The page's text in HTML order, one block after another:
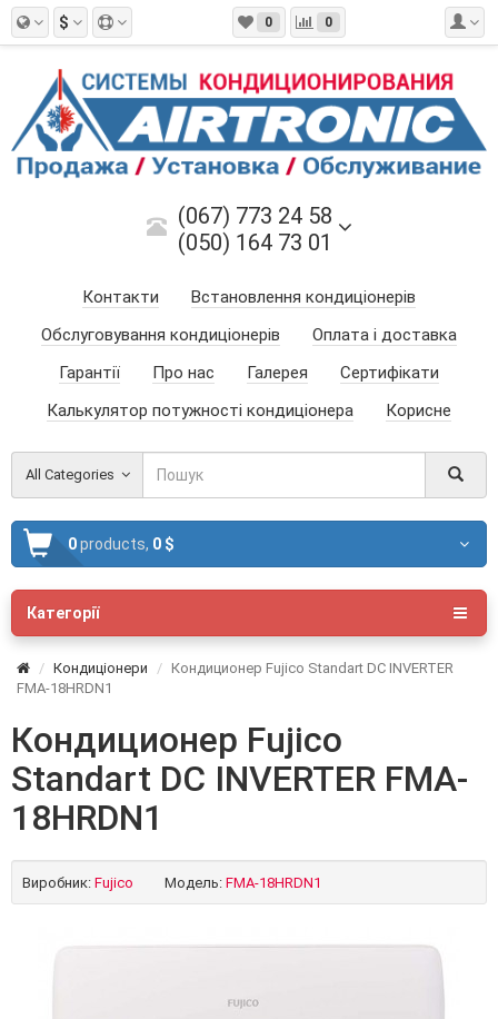
$ 0 0
(067) 773 24 58
(050) 164 73 01
Контакти
Встановлення кондиціонерів
Обслуговування кондиціонерів
Оплата і доставка
Гарантії
Про нас Галерея
Сертифікати
Калькулятор потужності кондиціонера
Корисне
All Categories
0products, 0 $
Категорії
Кондиціонери
Кондиционер Fujico Standart DC INVERTER
FMA-18HRDN1
Кондиционер Fujico
Standart DC INVERTER FMA-
18HRDN1
Виробник: Fujico Модель: FMA-18HRDN1